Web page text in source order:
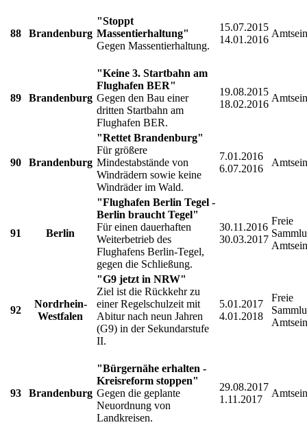
88 Brandenburg
"Stoppt
Massentierhaltung"
Gegen Massentierhaltung.
15.07.2015
14.01.2016
89 Brandenburg
"Keine 3. Startbahn am
Flughafen BER"
Gegen den Bau einer
dritten Startbahn am
Flughafen BER.
19.08.2015
18.02.2016
90 Brandenburg
"Rettet Brandenburg"
Für größere
Mindestabstände von
Windrädern sowie keine
Windräder im Wald.
7.01.2016
6.07.2016
91 Berlin
"Flughafen Berlin Tegel -
Berlin braucht Tegel"
Für einen dauerhaften
Weiterbetrieb des
Flughafens Berlin-Tegel,
gegen die Schließung.
30.11.2016
30.03.2017
Freie
92
Nordrhein-
Westfalen
"G9 jetzt in NRW"
Ziel ist die Rückkehr zu
einer Regelschulzeit mit
Abitur nach neun Jahren
(G9) in der Sekundarstufe
II.
5.01.2017
4.01.2018
Freie
93 Brandenburg
"Bürgernähe erhalten -
Kreisreform stoppen"
Gegen die geplante
Neuordnung von
Landkreisen.
29.08.2017
1.11.2017